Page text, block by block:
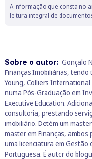
A informação que consta no
leitura integral de
Sobre o autor: Gonçalo
Finanças Imobiliárias, tendo
Young, Colliers International
numa Pós-Graduação em
Executive Education.
consultoria, prestando
imobiliário. Detém um
master em Finanças, ambos
uma licenciatura em Gestão
Portuguesa. É autor do